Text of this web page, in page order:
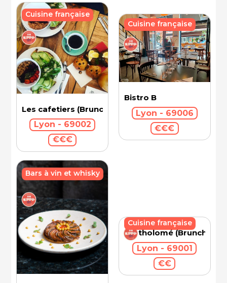
Les cafetiers (Brunch)
Lyon - 69002
€€€
Cuisine française
Bistro B
Lyon - 69006
€€€
Cuisine française
Bars à vin et whisky
Bartholomé (Brunch)
Lyon - 69001
€€
Cuisine française